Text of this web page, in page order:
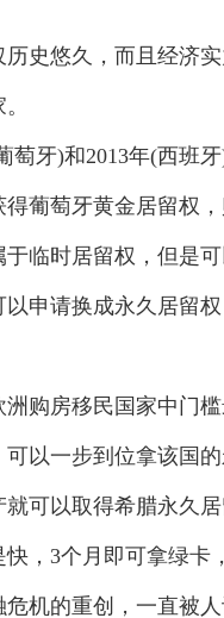
悠久，而且经济实
牙)和2013年(西班牙
葡萄牙黄金居留权
临时居留权，但是
申请换成永久居留权
房移民国家中门槛
以一步到位拿该国的
以取得希腊永久居
3个月即可拿绿卡，
的重创，一直被人